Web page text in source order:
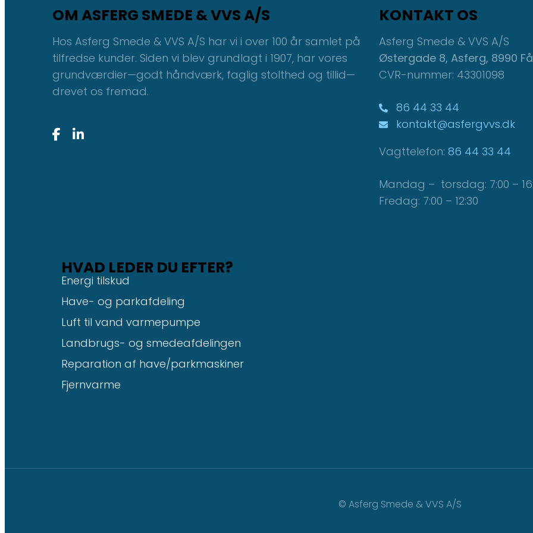
OM ASFERG SMEDE & VVS A/S
Hos Asferg Smede & VVS A/S har vi i over 100 år samlet på
tilfredse kunder. Siden vi blev grundlagt i 1907, har vores
grundværdier—godt håndværk, faglig stolthed og tillid—
drevet os fremad.
KONTAKT OS
Asferg Smede & VVS A/S
Østergade 8, Asferg, 8990
CVR-nummer: 43301098
86 44 33 44
kontakt@asfergvvs.dk
Vagttelefon: 86 44 33 44
Mandag – torsdag: 7:00 –
Fredag: 7:00 – 12:30
HVAD LEDER DU EFTER?
Energi tilskud
Have- og parkafdeling
Luft til vand varmepumpe
Landbrugs- og smedeafdelingen
Reparation af have/parkmaskiner
Fjernvarme
© Asferg Smede & VVS A/S